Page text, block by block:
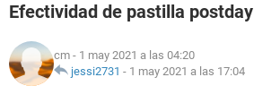
NUTRICIÓN
Efectividad de pastilla postday
cm - 1 may 2021 a las 04:20
jessi2731 - 1 may 2021 a las 17:04